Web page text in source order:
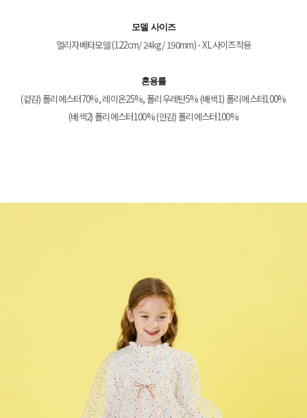
모델 사이즈
엘리자베타모델 (122cm/ 24kg/ 190mm) - XL사이즈착용
혼용률
(겉감) 폴리에스터70%, 레이온25%, 폴리우레탄5% (배색1) 폴리에스터100%
(배색2) 폴리에스터100% (안감) 폴리에스터100%